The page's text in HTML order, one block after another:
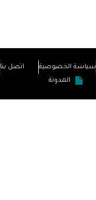
سياسة الخصوصية
اتصل بنا
المدونة